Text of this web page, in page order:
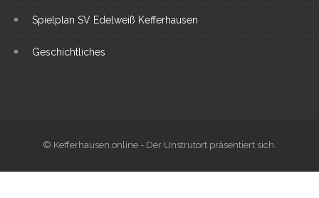
Spielplan SV Edelweiß Kefferhausen
Geschichtliches
© Kefferhausen.online - Der Unstrutort präsentiert sich.